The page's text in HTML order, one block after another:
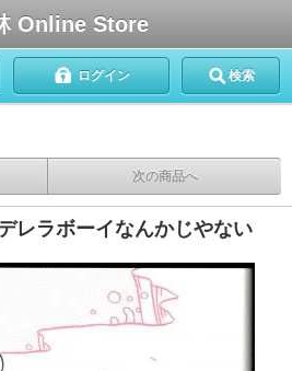
Online Store
ログイン 検索
次の商品へ
レラボーイなんかじやない